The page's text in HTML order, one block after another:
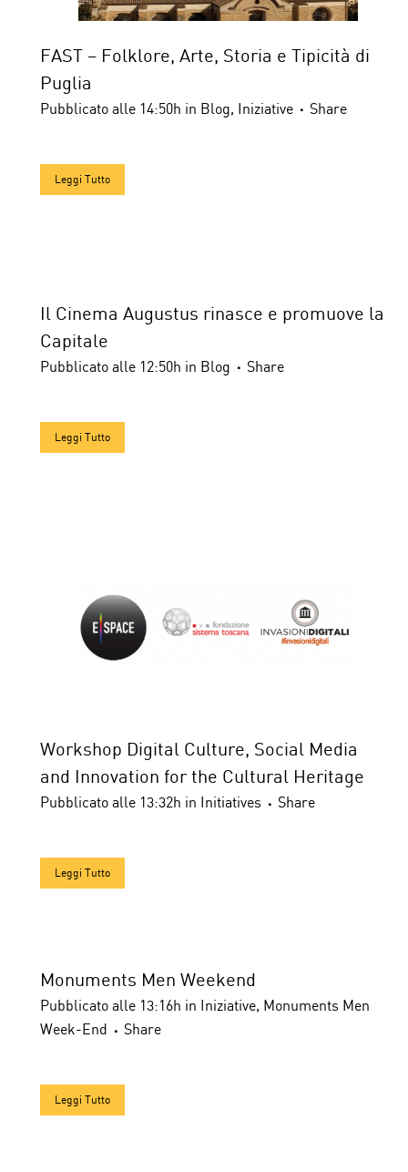
FAST – Folklore, Arte, Storia e Tipicità di
Puglia
Pubblicato alle 14:50h in Blog, Iniziative Share
Leggi Tutto
Il Cinema Augustus rinasce e promuove la
Capitale
Pubblicato alle 12:50h in Blog Share
Leggi Tutto
Workshop Digital Culture, Social Media
and Innovation for the Cultural Heritage
Pubblicato alle 13:32h in Initiatives Share
Leggi Tutto
Monuments Men Weekend
Pubblicato alle 13:16h in Iniziative, Monuments Men
Week-End
Share
Leggi Tutto